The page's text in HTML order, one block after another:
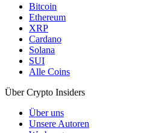
Bitcoin
Ethereum
XRP
Cardano
Solana
SUI
Alle Coins
Über Crypto Insiders
Über uns
Unsere Autoren